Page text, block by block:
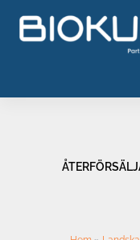
indholdet